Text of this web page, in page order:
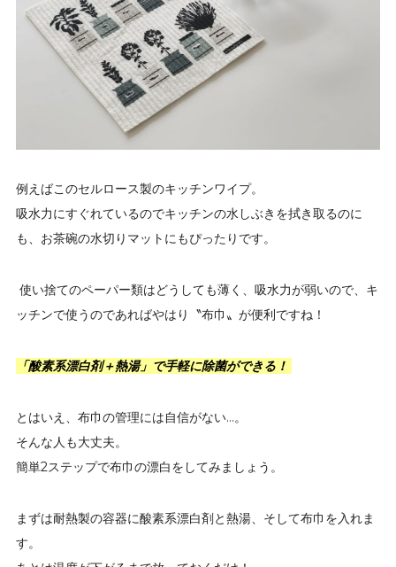
例えばこのセルロース製のキッチンワイプ。
吸水力にすぐれているのでキッチンの水しぶきを拭き取るのに
も、お茶碗の水切りマットにもぴったりです。
使い捨てのペーパー類はどうしても薄く、吸水力が弱いので、キ
ッチンで使うのであればやはり〝布巾〟が便利ですね！
「酸素系漂白剤＋熱湯」で手軽に除菌ができる！
とはいえ、布巾の管理には自信がない…。
そんな人も大丈夫。
簡単2ステップで布巾の漂白をしてみましょう。
まずは耐熱製の容器に酸素系漂白剤と熱湯、そして布巾を入れま
す。